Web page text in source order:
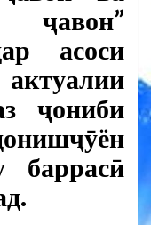
ҷавон”
асоси
ҷониби
баррасӣ